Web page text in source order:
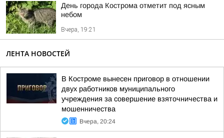
День города Кострома отметит под ясным
небом
Вчера, 19:21
ЛЕНТА НОВОСТЕЙ
В Костроме вынесен приговор в отношении
двух работников муниципального
учреждения за совершение взяточничества и
мошенничества
Вчера, 20:24